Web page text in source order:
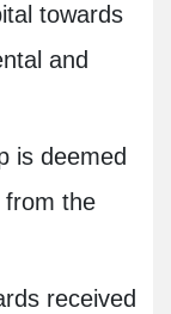
towards
and
is deemed
from the
received